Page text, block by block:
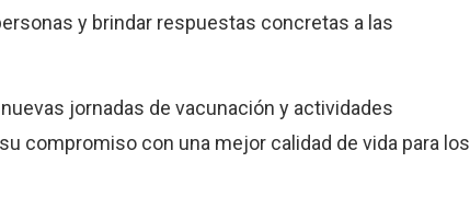
y brindar respuestas concretas a las
jornadas de vacunación y actividades
compromiso con una mejor calidad de vida para los